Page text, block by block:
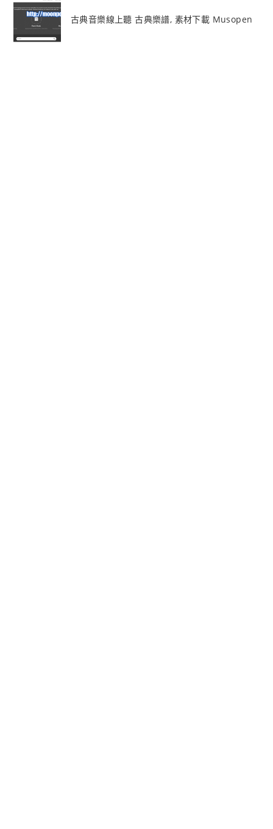
古典音樂線上聽 古典樂譜, 素材下載 Musopen